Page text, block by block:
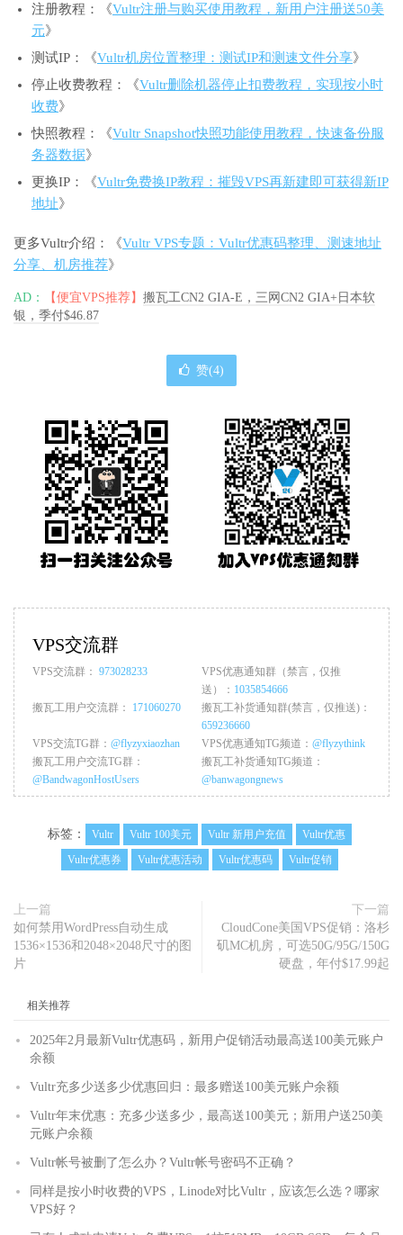
注册教程：《Vultr注册与购买使用教程，新用户注册送50美
元》
测试IP：《Vultr机房位置整理：测试IP和测速文件分享》
停止收费教程：《Vultr删除机器停止扣费教程，实现按小时
收费》
快照教程：《Vultr Snapshot快照功能使用教程，快速备份服
务器数据》
更换IP：《Vultr免费换IP教程：摧毁VPS再新建即可获得新IP
地址》
更多Vultr介绍：《Vultr VPS专题：Vultr优惠码整理、测速地址
分享、机房推荐》
AD： 【便宜VPS推荐】 搬瓦工CN2 GIA-E，三网CN2 GIA+日本软
银，季付$46.87
赞(4)
VPS交流群
VPS交流群： 973028233
VPS优惠通知群（禁言，仅推
送）： 1035854666
搬瓦工用户交流群： 171060270
搬瓦工补货通知群(禁言，仅推送)：
659236660
VPS交流TG群： @flyzyxiaozhan VPS优惠通知TG频道： @flyzythink
搬瓦工用户交流TG群：
@BandwagonHostUsers
搬瓦工补货通知TG频道：
@banwagongnews
标签： Vultr Vultr 100美元 Vultr 新用户充值
Vultr优惠
Vultr优惠券
Vultr优惠活动 Vultr优惠码 Vultr促销
上一篇
如何禁用WordPress自动生成
1536×1536和2048×2048尺寸的图
片
下一篇
CloudCone美国VPS促销：洛杉
矶MC机房，可选50G/95G/150G
硬盘，年付$17.99起
相关推荐
2025年2月最新Vultr优惠码，新用户促销活动最高送100美元账户
余额
Vultr充多少送多少优惠回归：最多赠送100美元账户余额
Vultr年末优惠：充多少送多少，最高送100美元；新用户送250美
元账户余额
Vultr帐号被删了怎么办？Vultr帐号密码不正确？
同样是按小时收费的VPS，Linode对比Vultr，应该怎么选？哪家
VPS好？